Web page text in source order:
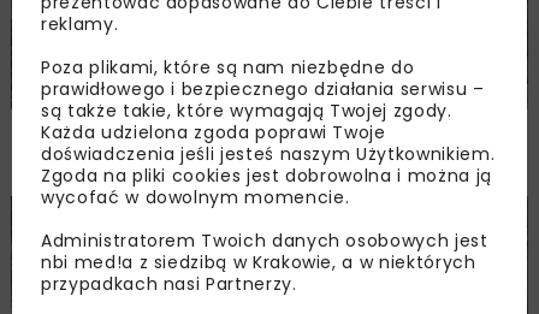
PKP PLK ogłosiły przetarg na odcinek Gdów
– Szczyrzyc projektu Podłęże–Piekiełko
reklamy.
Poza plikami, które są nam niezbędne do
prawidłowego i bezpiecznego działania serwisu –
są także takie, które wymagają Twojej zgody.
Każda udzielona zgoda poprawi Twoje
doświadczenia jeśli jesteś naszym Użytkownikiem.
Zgoda na pliki cookies jest dobrowolna i można ją
wycofać w dowolnym momencie.
Administratorem Twoich danych osobowych jest
nbi med!a z siedzibą w Krakowie, a w niektórych
przypadkach nasi Partnerzy.